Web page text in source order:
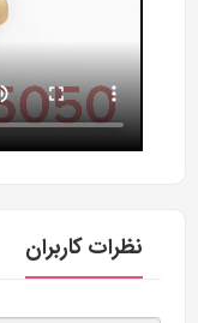
نظرات کاربران